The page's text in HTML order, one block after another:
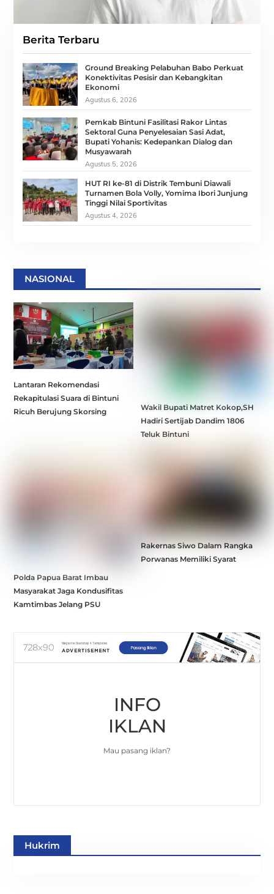
Berita Terbaru
Ground Breaking Pelabuhan Babo Perkuat
Konektivitas Pesisir dan Kebangkitan
Ekonomi
Agustus 6, 2026
Pemkab Bintuni Fasilitasi Rakor Lintas
Sektoral Guna Penyelesaian Sasi Adat,
Bupati Yohanis: Kedepankan Dialog dan
Musyawarah
Agustus 5, 2026
HUT RI ke-81 di Distrik Tembuni Diawali
Turnamen Bola Volly, Yomima Ibori Junjung
Tinggi Nilai Sportivitas
Agustus 4, 2026
NASIONAL
Lantaran Rekomendasi
Rekapitulasi Suara di Bintuni
Ricuh Berujung Skorsing
Wakil Bupati Matret Kokop,SH
Hadiri Sertijab Dandim 1806
Teluk Bintuni
Polda Papua Barat Imbau
Masyarakat Jaga Kondusifitas
Kamtimbas Jelang PSU
Rakernas Siwo Dalam Rangka
Porwanas Memiliki Syarat
INFO
IKLAN
Mau pasang iklan?
Hukrim